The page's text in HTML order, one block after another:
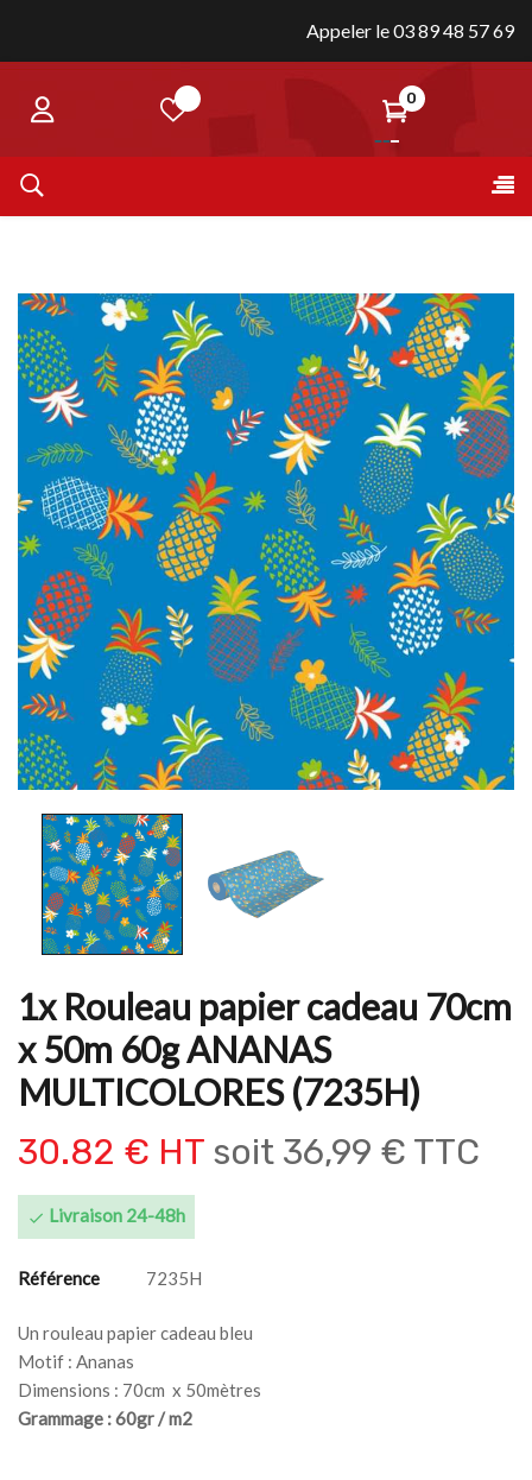
Appeler le 03 89 48 57 69
0
la
☰
1x Rouleau papier cadeau 70cm
x 50m 60g ANANAS
MULTICOLORES (7235H)
30.82 € HT soit 36,99 € TTC
 Livraison 24-48h
Référence 7235H
Un rouleau papier cadeau bleu
Motif : Ananas
Dimensions : 70cm x 50mètres
Grammage : 60gr / m2